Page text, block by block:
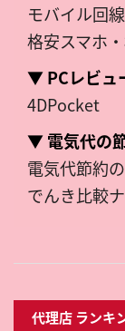
モバイル回
格安スマホ
▼ PCレビュ
4DPocket
▼ 電気代の
電気代節約
でんき比較
代理店 ランキ